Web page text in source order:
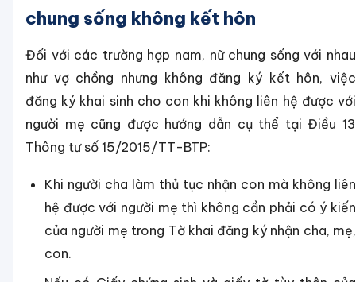
chung sống không kết hôn
Đối với các trường hợp nam, nữ chung sống với nhau
như vợ chồng nhưng không đăng ký kết hôn, việc
đăng ký khai sinh cho con khi không liên hệ được với
người mẹ cũng được hướng dẫn cụ thể tại Điều 13
Thông tư số 15/2015/TT-BTP:
Khi người cha làm thủ tục nhận con mà không liên
hệ được với người mẹ thì không cần phải có ý kiến
của người mẹ trong Tờ khai đăng ký nhận cha, mẹ,
con.